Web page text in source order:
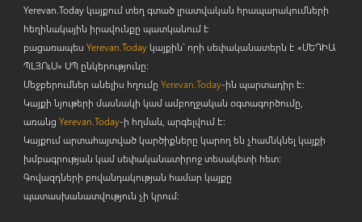
Yerevan.Today կայքում տեղ գտած լրատվական հրապարակումների
հեղինակային իրավունքը պատկանում է
բացառապես Yerevan.Todayկայքին` որի սեփականատերն է «ՄԵԴԻԱ
ՊԼՅՈւՍ» ՍՊ ընկերությունը։
Մեջբերումներ անելիս հղումը Yerevan.Today-ին պարտադիր է:
Կայքի նյութերի մասնակի կամ ամբողջական օգտագործումը,
առանց Yerevan.Today-ի հղման, արգելվում է:
Կայքում արտահայտված կարծիքները կարող են չհամնկնել կայքի
խմբագրության կամ սեփականատիրոջ տեսակետի հետ:
Գովազդների բովանդակության համար կայքը
պատասխանատվություն չի կրում: